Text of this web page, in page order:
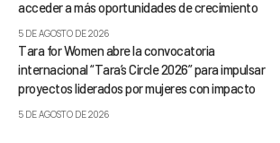
acceder a más oportunidades de crecimiento
5 DE AGOSTO DE 2026
Tara for Women abre la convocatoria
internacional “Tara’s Circle 2026” para impulsar
proyectos liderados por mujeres con impacto
5 DE AGOSTO DE 2026